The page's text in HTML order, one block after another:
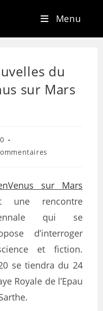
Menu
du
sur Mars
sur Mars
une rencontre
qui se
d’interroger
et fiction.
se tiendra du 24
Royale de l’Epau